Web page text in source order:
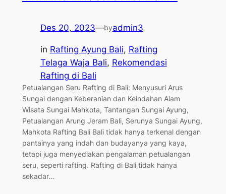
Des 20, 2023—byadmin3
in Rafting Ayung Bali, Rafting
Telaga Waja Bali, Rekomendasi
Rafting di Bali
Petualangan Seru Rafting di Bali: Menyusuri Arus
Sungai dengan Keberanian dan Keindahan Alam
Wisata Sungai Mahkota, Tantangan Sungai Ayung,
Petualangan Arung Jeram Bali, Serunya Sungai Ayung,
Mahkota Rafting Bali Bali tidak hanya terkenal dengan
pantainya yang indah dan budayanya yang kaya,
tetapi juga menyediakan pengalaman petualangan
seru, seperti rafting. Rafting di Bali tidak hanya
sekadar…